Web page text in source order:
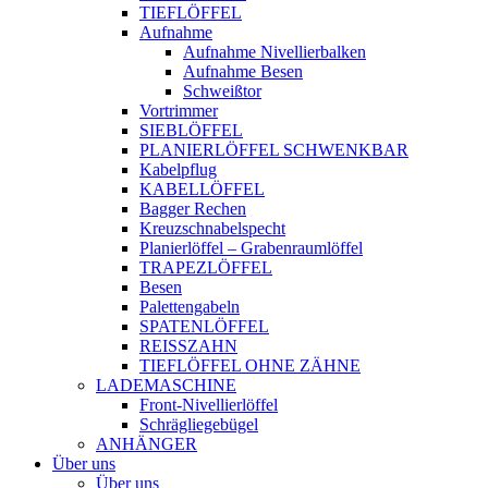
TIEFLÖFFEL
Aufnahme
Aufnahme Nivellierbalken
Aufnahme Besen
Schweißtor
Vortrimmer
SIEBLÖFFEL
PLANIERLÖFFEL SCHWENKBAR
Kabelpflug
KABELLÖFFEL
Bagger Rechen
Kreuzschnabelspecht
Planierlöffel – Grabenraumlöffel
TRAPEZLÖFFEL
Besen
Palettengabeln
SPATENLÖFFEL
REISSZAHN
TIEFLÖFFEL OHNE ZÄHNE
LADEMASCHINE
Front-Nivellierlöffel
Schrägliegebügel
ANHÄNGER
Über uns
Über uns